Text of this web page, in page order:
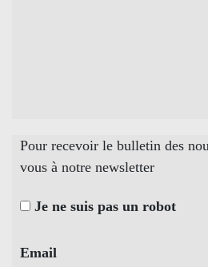
Pour recevoir le bulletin des
vous à notre newsletter
Je ne suis pas un robot
Email